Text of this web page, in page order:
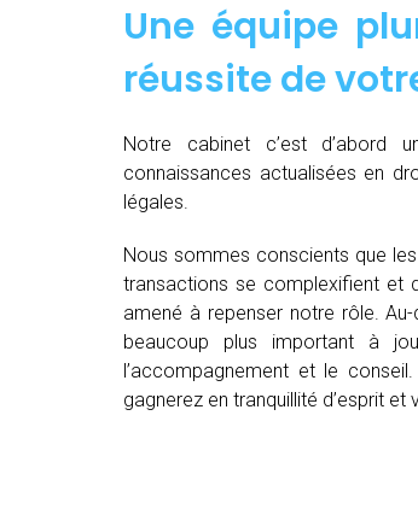
Une équipe
réussite de
Notre cabinet c’est d’abord
connaissances actualisées en
légales.
Nous sommes conscients que
transactions se complexifient et
amené à repenser notre rôle.
beaucoup plus important à
l’accompagnement et le
gagnerez en tranquillité d’esprit